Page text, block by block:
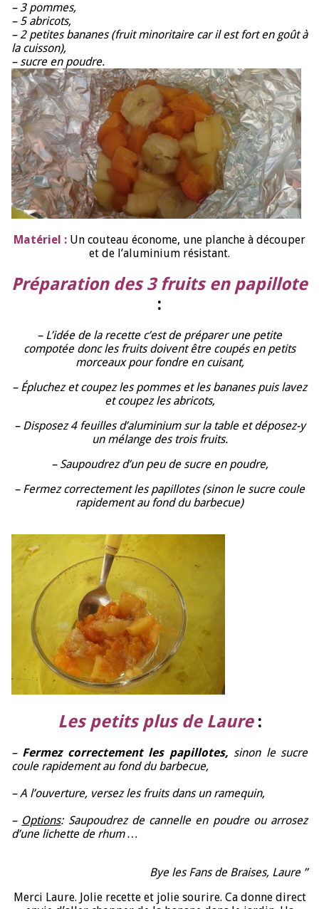
– 3 pommes,
– 5 abricots,
– 2 petites bananes (fruit minoritaire car il est fort en goût à
la cuisson),
– sucre en poudre.
Matériel : Un couteau économe, une planche à découper
et de l’aluminium résistant.
Préparation des 3 fruits en papillote
:
– L’idée de la recette c’est de préparer une petite
compotée donc les fruits doivent être coupés en petits
morceaux pour fondre en cuisant,
– Épluchez et coupez les pommes et les bananes puis lavez
et coupez les abricots,
– Disposez 4 feuilles d’aluminium sur la table et déposez-y
un mélange des trois fruits.
– Saupoudrez d’un peu de sucre en poudre,
– Fermez correctement les papillotes (sinon le sucre coule
rapidement au fond du barbecue)
Les petits plus de Laure:
– Fermez correctement les papillotes, sinon le sucre
coule rapidement au fond du barbecue,
–A l’ouverture, versez les fruits dans un ramequin,
– Options: Saupoudrez de cannelle en poudre ou arrosez
d’une lichette de rhum …
Bye les Fans de Braises, Laure ”
Merci Laure. Jolie recette et jolie sourire. Ca donne direct